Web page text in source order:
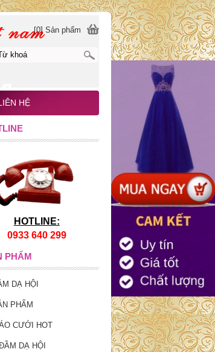
HOTLINE:
0933 640 299
PHẨM
DẠ HỘI
PHẨM
CƯỚI HOT
DẠ HỘI
[0] Sản phẩm
HỆ